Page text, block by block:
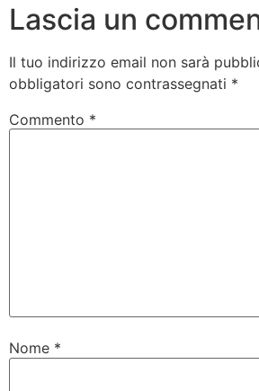
Lascia un
Il tuo indirizzo email non sarà
obbligatori sono contrassegnati *
Commento *
Nome *